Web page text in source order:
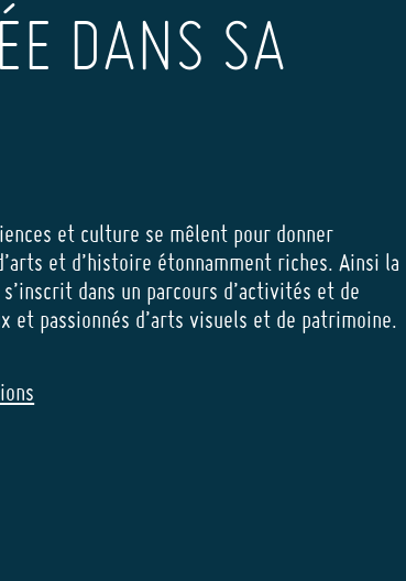
DANS SA
et culture se mêlent pour donner
et d’histoire étonnamment riches. Ainsi la
dans un parcours d’activités et de
et passionnés d’arts visuels et de patrimoine.